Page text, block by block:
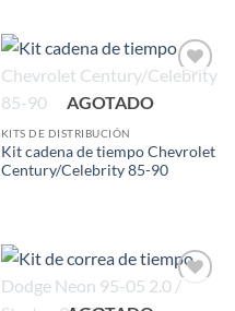
AGOTADO
KITS DE DISTRIBUCIÓN
Kit cadena de tiempo Chevrolet
Century/Celebrity 85-90